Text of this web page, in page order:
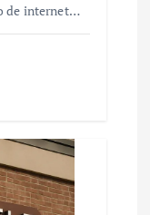
de internet…